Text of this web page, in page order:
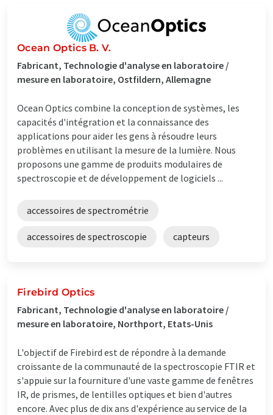
Ocean Optics B. V.
Fabricant, Technologie d'analyse en laboratoire /
mesure en laboratoire, Ostfildern, Allemagne
Ocean Optics combine la conception de systèmes, les
capacités d'intégration et la connaissance des
applications pour aider les gens à résoudre leurs
problèmes en utilisant la mesure de la lumière. Nous
proposons une gamme de produits modulaires de
spectroscopie et de développement de logiciels ...
accessoires de spectrométrie
accessoires de spectroscopie capteurs
Firebird Optics
Fabricant, Technologie d'analyse en laboratoire /
mesure en laboratoire, Northport, Etats-Unis
L'objectif de Firebird est de répondre à la demande
croissante de la communauté de la spectroscopie FTIR et
s'appuie sur la fourniture d'une vaste gamme de fenêtres
IR, de prismes, de lentilles optiques et bien d'autres
encore. Avec plus de dix ans d'expérience au service de la